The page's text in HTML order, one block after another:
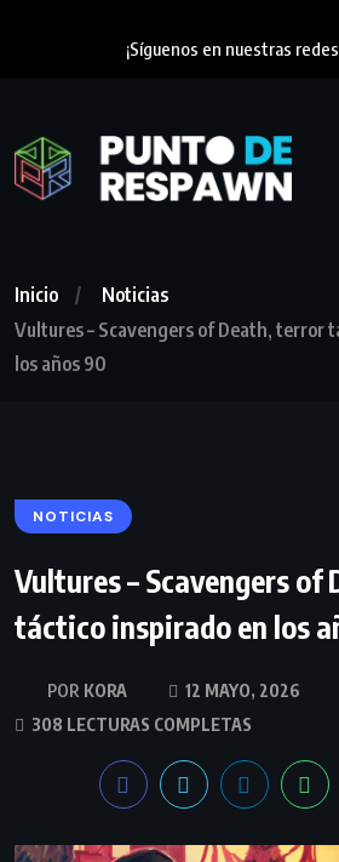
¡Síguenos en nuestras
Inicio
Noticias
Vultures – Scavengers of Death, terror
los años 90
NOTICIAS
Vultures – Scavengers
táctico inspirado en los
KORA 12 MAYO, 2026
308 LECTURAS COMPLETAS